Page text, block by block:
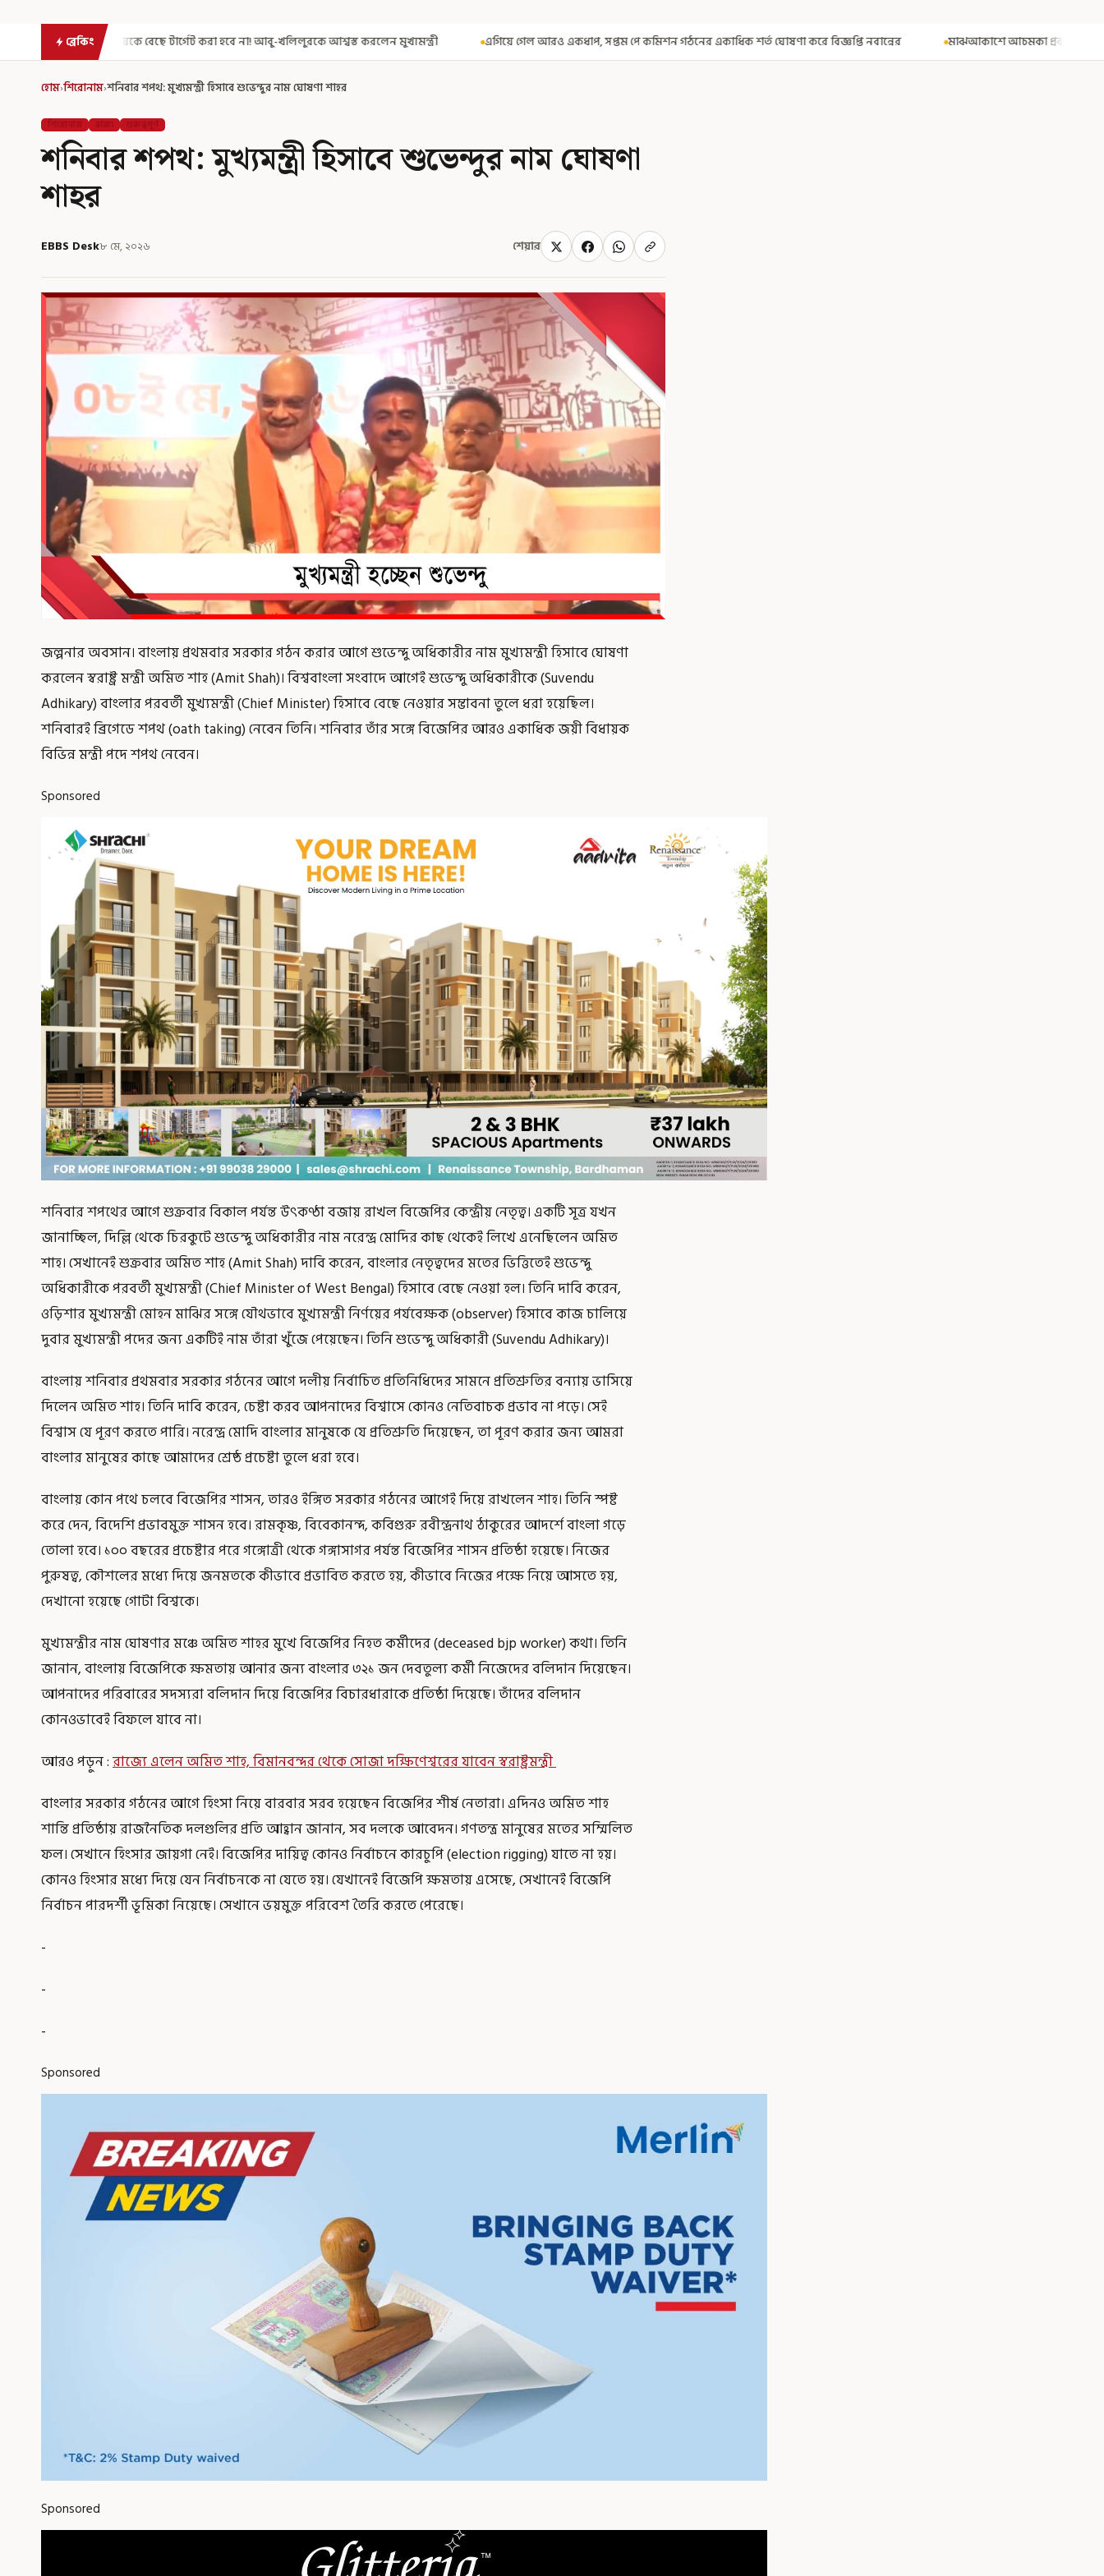
ব্রেকিং
বেছে টার্গেট করা হবে না! আবু-খলিলুরকে আশ্বস্ত করলেন মুখ্যমন্ত্রী এগিয়ে গেল আরও একধাপ, সপ্তম পে কমিশন গঠনের একাধিক শর্ত ঘোষণা করে বিজ্ঞপ্তি নবান্নের মাঝআকাশে আচমকা প্রবল ঝাঁকুনি! এয়ার ইন্ডিয়ার উড়ানে আতঙ্ক
হোম›শিরোনাম›শনিবার শপথ: মুখ্যমন্ত্রী হিসাবে শুভেন্দুর নাম ঘোষণা শাহর
শিরোনাম রাজ্য গুরুত্বপূর্ণ
শনিবার শপথ: মুখ্যমন্ত্রী হিসাবে শুভেন্দুর নাম ঘোষণা
শাহর
EBBS Desk৮ মে, ২০২৬ শেয়ার
জল্পনার অবসান। বাংলায় প্রথমবার সরকার গঠন করার আগে শুভেন্দু অধিকারীর নাম মুখ্যমন্ত্রী হিসাবে ঘোষণা
করলেন স্বরাষ্ট্র মন্ত্রী অমিত শাহ (Amit Shah)। বিশ্ববাংলা সংবাদে আগেই শুভেন্দু অধিকারীকে (Suvendu
Adhikary) বাংলার পরবর্তী মুখ্যমন্ত্রী (Chief Minister) হিসাবে বেছে নেওয়ার সম্ভাবনা তুলে ধরা হয়েছিল।
শনিবারই ব্রিগেডে শপথ (oath taking) নেবেন তিনি। শনিবার তাঁর সঙ্গে বিজেপির আরও একাধিক জয়ী বিধায়ক
বিভিন্ন মন্ত্রী পদে শপথ নেবেন।
Sponsored
শনিবার শপথের আগে শুক্রবার বিকাল পর্যন্ত উৎকণ্ঠা বজায় রাখল বিজেপির কেন্দ্রীয় নেতৃত্ব। একটি সূত্র যখন
জানাচ্ছিল, দিল্লি থেকে চিরকুটে শুভেন্দু অধিকারীর নাম নরেন্দ্র মোদির কাছ থেকেই লিখে এনেছিলেন অমিত
শাহ। সেখানেই শুক্রবার অমিত শাহ (Amit Shah) দাবি করেন, বাংলার নেতৃত্বদের মতের ভিত্তিতেই শুভেন্দু
অধিকারীকে পরবর্তী মুখ্যমন্ত্রী (Chief Minister of West Bengal) হিসাবে বেছে নেওয়া হল। তিনি দাবি করেন,
ওড়িশার মুখ্যমন্ত্রী মোহন মাঝির সঙ্গে যৌথভাবে মুখ্যমন্ত্রী নির্ণয়ের পর্যবেক্ষক (observer) হিসাবে কাজ চালিয়ে
দুবার মুখ্যমন্ত্রী পদের জন্য একটিই নাম তাঁরা খুঁজে পেয়েছেন। তিনি শুভেন্দু অধিকারী (Suvendu Adhikary)।
বাংলায় শনিবার প্রথমবার সরকার গঠনের আগে দলীয় নির্বাচিত প্রতিনিধিদের সামনে প্রতিশ্রুতির বন্যায় ভাসিয়ে
দিলেন অমিত শাহ। তিনি দাবি করেন, চেষ্টা করব আপনাদের বিশ্বাসে কোনও নেতিবাচক প্রভাব না পড়ে। সেই
বিশ্বাস যে পূরণ করতে পারি। নরেন্দ্র মোদি বাংলার মানুষকে যে প্রতিশ্রুতি দিয়েছেন, তা পূরণ করার জন্য আমরা
বাংলার মানুষের কাছে আমাদের শ্রেষ্ঠ প্রচেষ্টা তুলে ধরা হবে।
বাংলায় কোন পথে চলবে বিজেপির শাসন, তারও ইঙ্গিত সরকার গঠনের আগেই দিয়ে রাখলেন শাহ। তিনি স্পষ্ট
করে দেন, বিদেশি প্রভাবমুক্ত শাসন হবে। রামকৃষ্ণ, বিবেকানন্দ, কবিগুরু রবীন্দ্রনাথ ঠাকুরের আদর্শে বাংলা গড়ে
তোলা হবে। ১০০ বছরের প্রচেষ্টার পরে গঙ্গোত্রী থেকে গঙ্গাসাগর পর্যন্ত বিজেপির শাসন প্রতিষ্ঠা হয়েছে। নিজের
পুরুষত্ব, কৌশলের মধ্যে দিয়ে জনমতকে কীভাবে প্রভাবিত করতে হয়, কীভাবে নিজের পক্ষে নিয়ে আসতে হয়,
দেখানো হয়েছে গোটা বিশ্বকে।
মুখ্যমন্ত্রীর নাম ঘোষণার মঞ্চে অমিত শাহর মুখে বিজেপির নিহত কর্মীদের (deceased bjp worker) কথা। তিনি
জানান, বাংলায় বিজেপিকে ক্ষমতায় আনার জন্য বাংলার ৩২১ জন দেবতুল্য কর্মী নিজেদের বলিদান দিয়েছেন।
আপনাদের পরিবারের সদস্যরা বলিদান দিয়ে বিজেপির বিচারধারাকে প্রতিষ্ঠা দিয়েছে। তাঁদের বলিদান
কোনওভাবেই বিফলে যাবে না।
আরও পড়ুন :রাজ্যে এলেন অমিত শাহ, বিমানবন্দর থেকে সোজা দক্ষিণেশ্বরের যাবেন স্বরাষ্ট্রমন্ত্রী
বাংলার সরকার গঠনের আগে হিংসা নিয়ে বারবার সরব হয়েছেন বিজেপির শীর্ষ নেতারা। এদিনও অমিত শাহ
শান্তি প্রতিষ্ঠায় রাজনৈতিক দলগুলির প্রতি আহ্বান জানান, সব দলকে আবেদন। গণতন্ত্র মানুষের মতের সম্মিলিত
ফল। সেখানে হিংসার জায়গা নেই। বিজেপির দায়িত্ব কোনও নির্বাচনে কারচুপি (election rigging) যাতে না হয়।
কোনও হিংসার মধ্যে দিয়ে যেন নির্বাচনকে না যেতে হয়। যেখানেই বিজেপি ক্ষমতায় এসেছে, সেখানেই বিজেপি
নির্বাচন পারদর্শী ভূমিকা নিয়েছে। সেখানে ভয়মুক্ত পরিবেশ তৈরি করতে পেরেছে।
-
-
-
Sponsored
Sponsored